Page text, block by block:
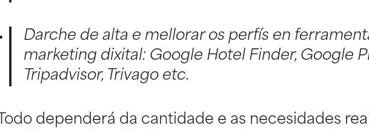
Darche de alta e mellorar os perfís en
marketing dixital: Google Hotel Finder, Google
Tripadvisor, Trivago etc.
Todo dependerá da cantidade e as necesidades